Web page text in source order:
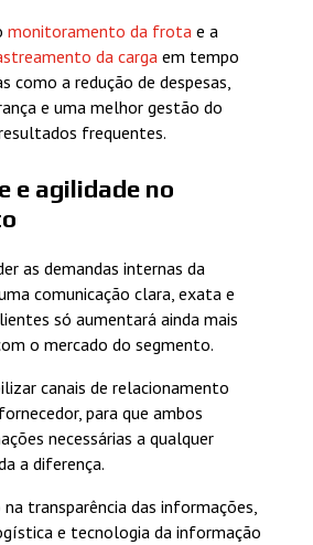
monitoramento da frotae a
da cargaem tempo
como a redução de despesas,
e uma melhor gestão do
frequentes.
e agilidade no
as demandas internas da
comunicação clara, exata e
só aumentará ainda mais
o mercado do segmento.
canais de relacionamento
para que ambos
necessárias a qualquer
a diferença.
transparência das informações,
e tecnologia da informação